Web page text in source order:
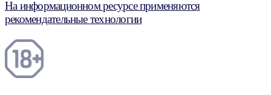
На информационном ресурсе применяются
рекомендательные технологии